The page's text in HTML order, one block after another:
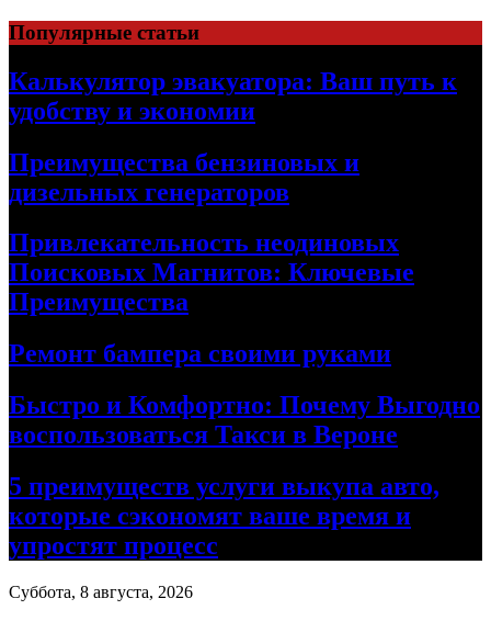
Skip
to
content
Популярные статьи
Калькулятор эвакуатора: Ваш путь к
удобству и экономии
Преимущества бензиновых и
дизельных генераторов
Привлекательность неодиновых
Поисковых Магнитов: Ключевые
Преимущества
Ремонт бампера своими руками
Быстро и Комфортно: Почему Выгодно
воспользоваться Такси в Вероне
5 преимуществ услуги выкупа авто,
которые сэкономят ваше время и
упростят процесс
Суббота, 8 августа, 2026